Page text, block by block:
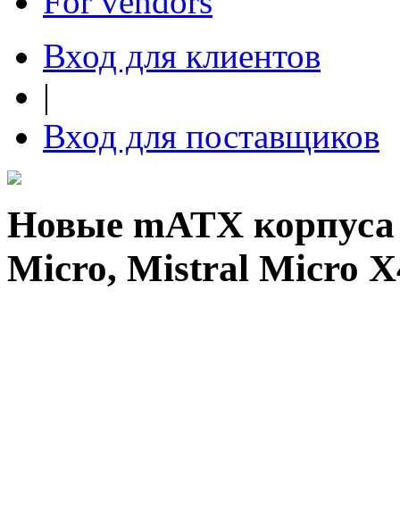
Вход для клиентов
|
Вход для поставщиков
Новые mATX
Micro, Mistral Micro